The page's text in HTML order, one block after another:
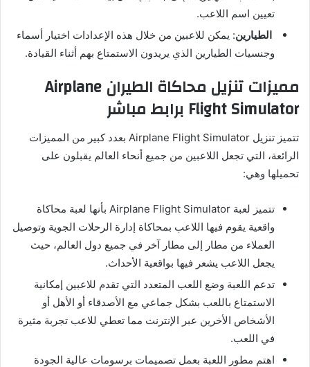
تعيين اسم اللاعب.
الطيارين: يمكن للاعبين من خلال هذه الإعدادات اختيار أسماء
وجنسيات الطيارين الذي يريدون الاستمتاع بهم أثناء القيادة.
مميزاتتنزيل محاكاة الطيرانAirplane
Flight Simulator برابط مباشر
تتميز تنزيل Airplane Flight Simulator بعدد كبير من المميزات
الرائعة، التي تجعل اللاعبين من جميع أنحاء العالم يقبلون على
تحميلها وهي:
تتميز لعبة Airplane Flight Simulator بأنها لعبة محاكاة
واقعية يقوم فيها اللاعب بمحاكاة إدارة الرحلات الجوية وتوصيل
العملاء من مطار إلى مطار آخر في جميع دول العالم، حيث
يجعل اللاعب يشعر فيها بواقعية الأحداث.
تدعم اللعبة وضع اللعب المتعدد التي تقدم للاعبين إمكانية
الاستمتاع باللعب بشكل جماعي مع الأصدقاء أو الأهل أو
الأشخاص الأخرين عبر الإنترنت مما تعطي للاعب تجربة مثيرة
في اللعب.
اهتم مطور اللعبة بعمل تصميمات برسومات عالية الجودة